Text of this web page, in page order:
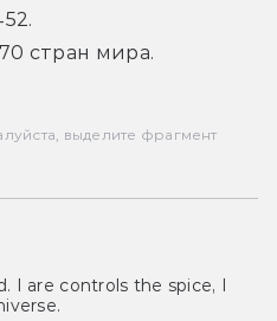
стран мира.
выделите фрагмент
I are controls the spice, I